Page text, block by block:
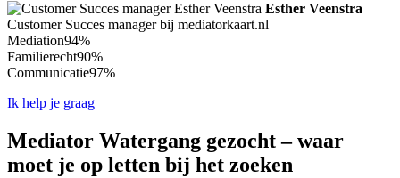
Esther Veenstra
Customer Succes manager bij mediatorkaart.nl
Mediation94%
Familierecht90%
Communicatie97%
Ik help je graag
Mediator Watergang gezocht – waar
moet je op letten bij het zoeken